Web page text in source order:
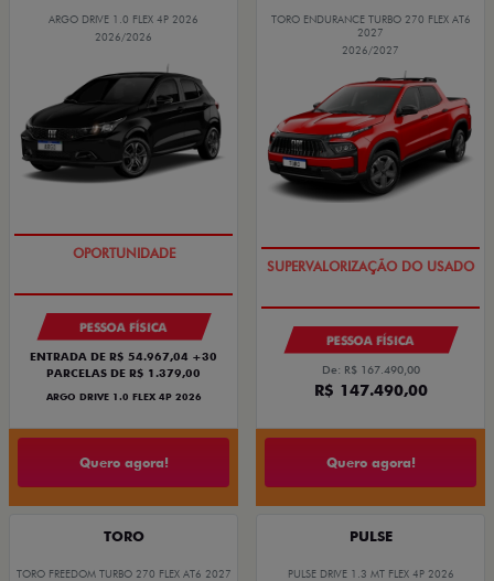
ARGO DRIVE 1.0 FLEX 4P 2026
2026/2026
BÔNUS DE 6 MIL REAIS
PESSOA FÍSICA
ENTRADA DE R$ 54.967,04 +30
PARCELAS DE R$ 1.379,00
ARGO DRIVE 1.0 FLEX 4P 2026
Quero agora!
TORO ENDURANCE TURBO 270 FLEX AT6
2027
2026/2027
COM USADO NA TROCA
PESSOA FÍSICA
De: R$ 167.490,00
R$ 147.490,00
Quero agora!
TORO
TORO FREEDOM TURBO 270 FLEX AT6 2027
PULSE
PULSE DRIVE 1.3 MT FLEX 4P 2026